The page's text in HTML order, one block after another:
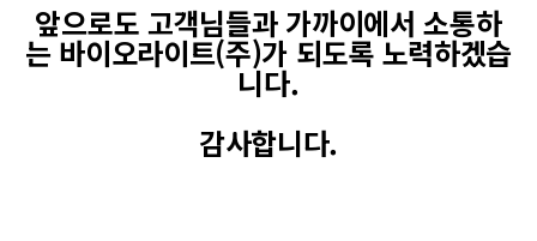
앞으로도 고객님들과 가까이에서 소통하
는 바이오라이트(주)가 되도록 노력하겠습
니다.
감사합니다.